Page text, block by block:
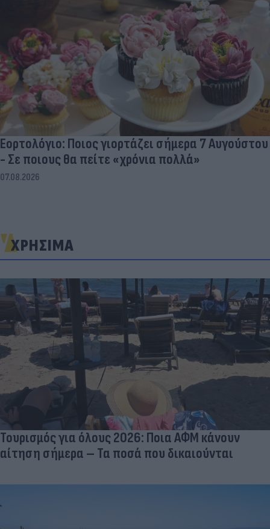
Εορτολόγιο: Ποιος γιορτάζει σήμερα 7 Αυγούστου
- Σε ποιους θα πείτε «χρόνια πολλά»
07.08.2026
ΧΡΗΣΙΜΑ
Τουρισμός για όλους 2026: Ποια ΑΦΜ κάνουν
αίτηση σήμερα – Τα ποσά που δικαιούνται